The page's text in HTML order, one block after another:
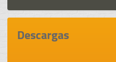
Descargas